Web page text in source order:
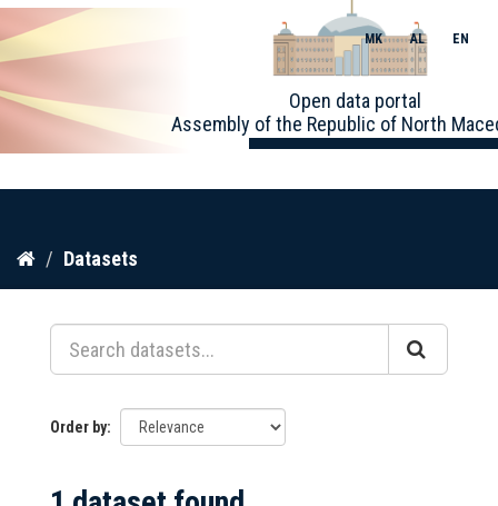
Skip
content
Open data portal
Assembly of the Republic of North
MK AL EN
Datasets
Order by